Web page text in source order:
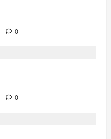
0
0